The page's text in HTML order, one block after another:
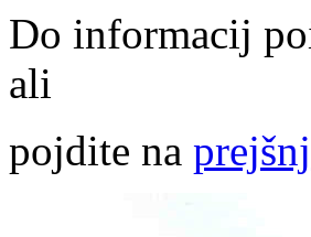
Do informacij
ali
pojdite na